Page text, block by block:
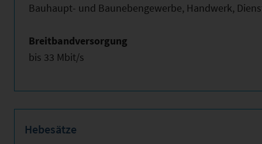
Bauhaupt- und Baunebengewerbe, Handwerk,
Breitbandversorgung
bis 33 Mbit/s
Hebesätze